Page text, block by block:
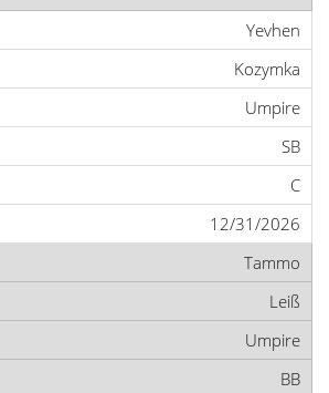
Yevhen
Kozymka
Umpire
SB
C
12/31/2026
Tammo
Leiß
Umpire
BB